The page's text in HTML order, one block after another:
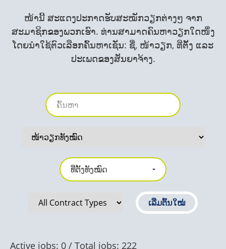
ໜ້ານີ້ ສະແດງປະກາດຮັບສະໝັກວຽກຕ່າງໆ ຈາກ
ສະມາຊິກຂອງພວກເຮົາ. ທ່ານສາມາດຄົນຫາວຽກໃດໜຶ່ງ
ໂດຍນໍາໃຊ້ຕົວເລືອກຄົ້ນຫາເຊັ່ນ: ຊື່, ໜ້າວຽກ, ທີ່ຕັ້ງ ແລະ
ປະເພດຂອງສັນຍາຈ້າງ.
Active jobs: 0 / Total jobs: 222